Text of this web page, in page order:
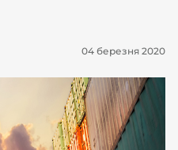
04 березня 2020